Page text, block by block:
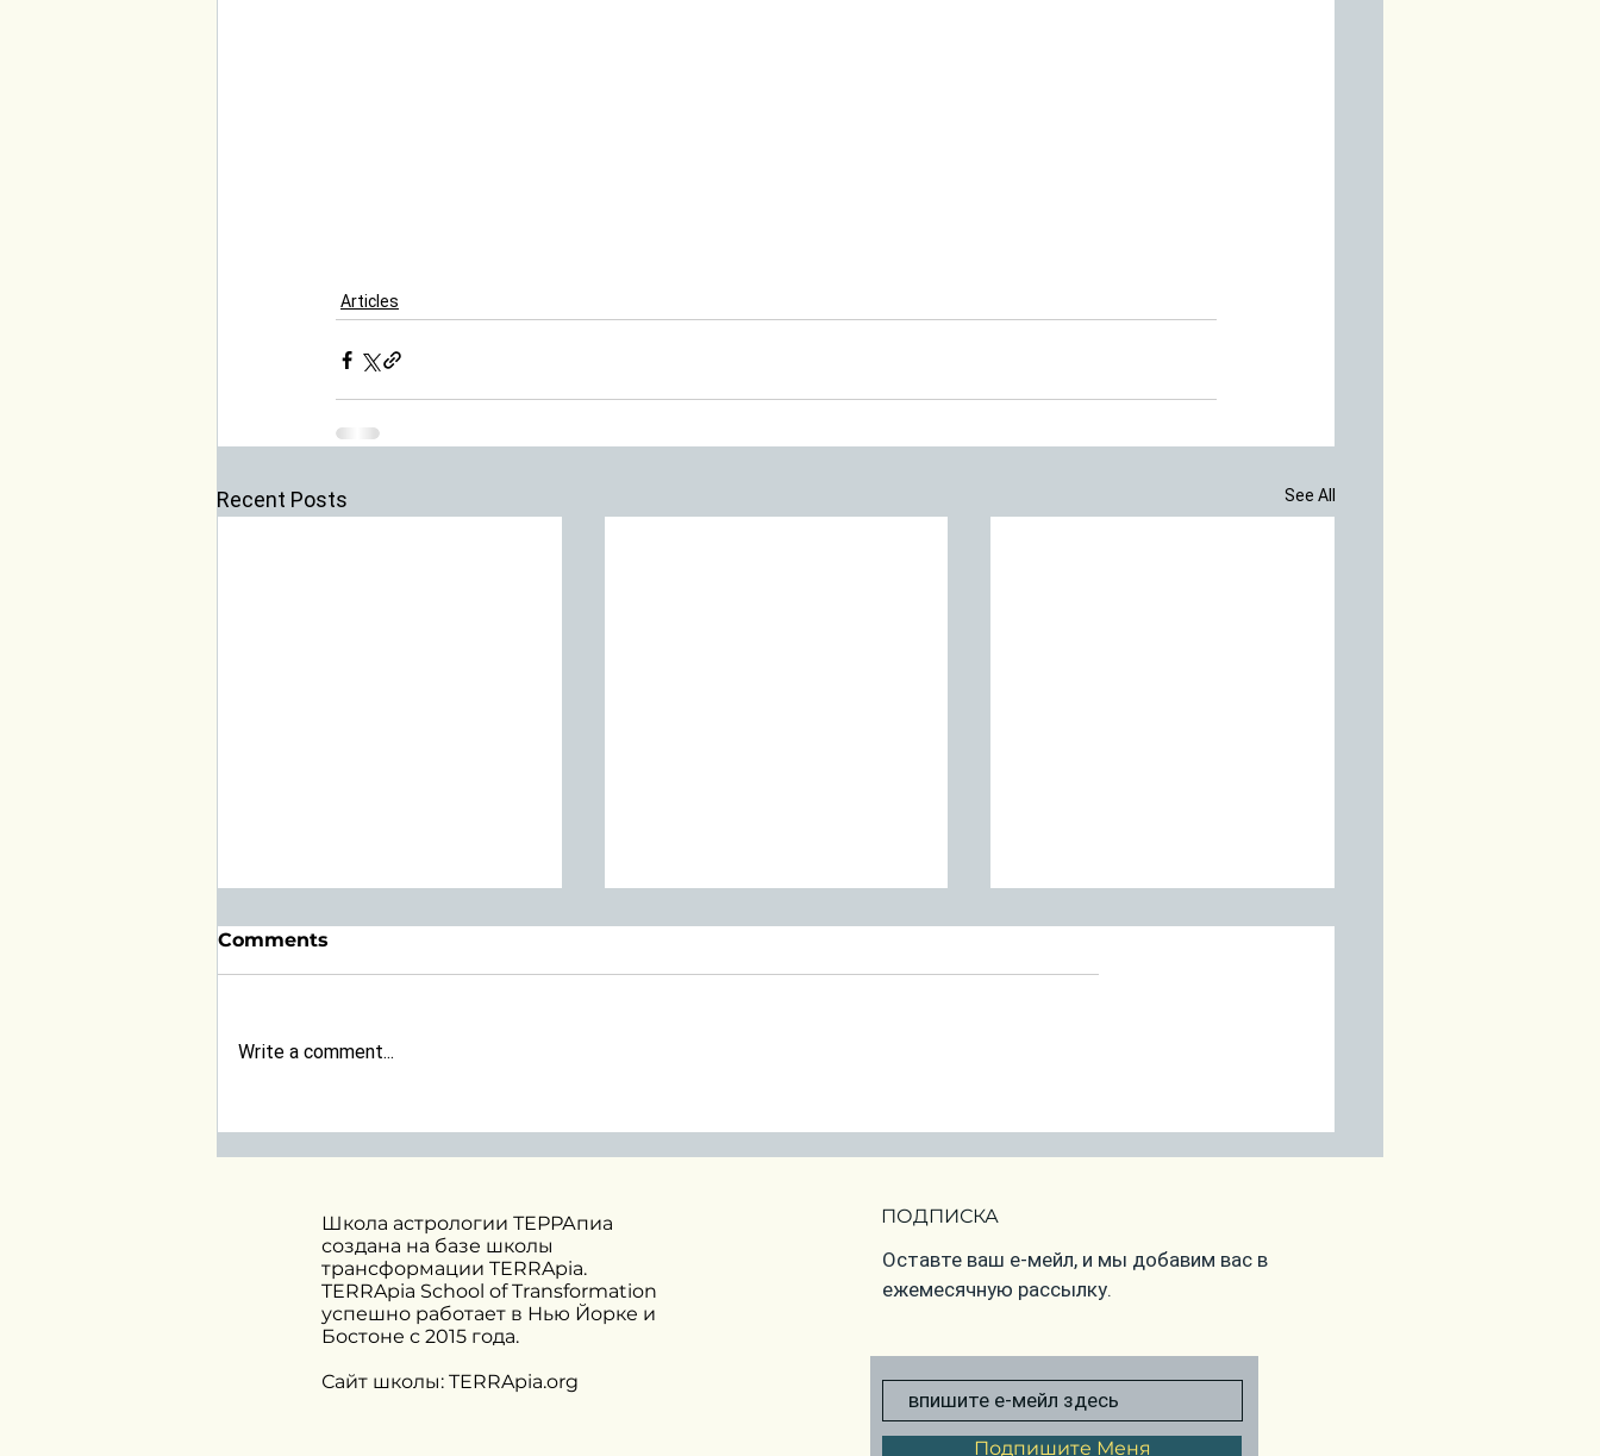
Articles
Recent Posts See All
Comments
Write a comment...
Школа астрологии ТЕРРАпиа
создана на базе школы
трансформации TERRApia.
TERRApia School of Transformation
успешно работает в Нью Йорке и
Бостоне с 2015 года.
Сайт школы: TERRApia.org
ПОДПИСКА
Оставте ваш е-мейл, и мы добавим вас в
ежемесячную рассылку.
Подпишите Меня